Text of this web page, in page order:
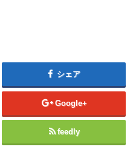
シェア
Google+
feedly